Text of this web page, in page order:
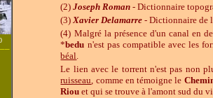
(2)Joseph Roman - Dictionnaire
(3)Xavier Delamarre - Dictionnaire de
(4) Malgré la présence d'un canal en
*bedu n'est pas compatible avec les
béal.
Le lien avec le torrent n'est pas non
ruisseau, comme en témoigne le
Riou et qui se trouve à l'amont sud du